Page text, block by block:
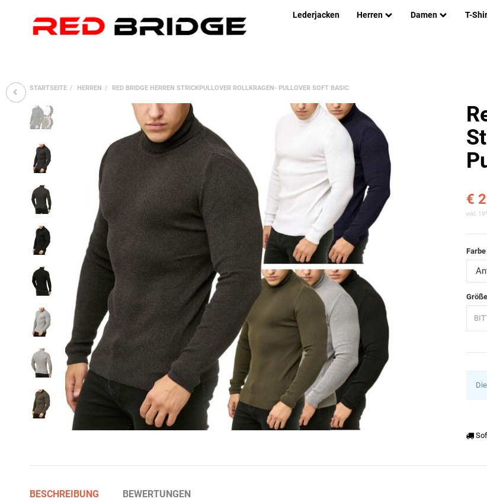
Lederjacken Herren Damen T-
STARTSEITE HERREN RED BRIDGE HERREN STRICKPULLOVER ROLLKRAGEN- PULLOVER SOFT BASIC
€
inkl.
Farbe
Größe
BESCHREIBUNG BEWERTUNGEN